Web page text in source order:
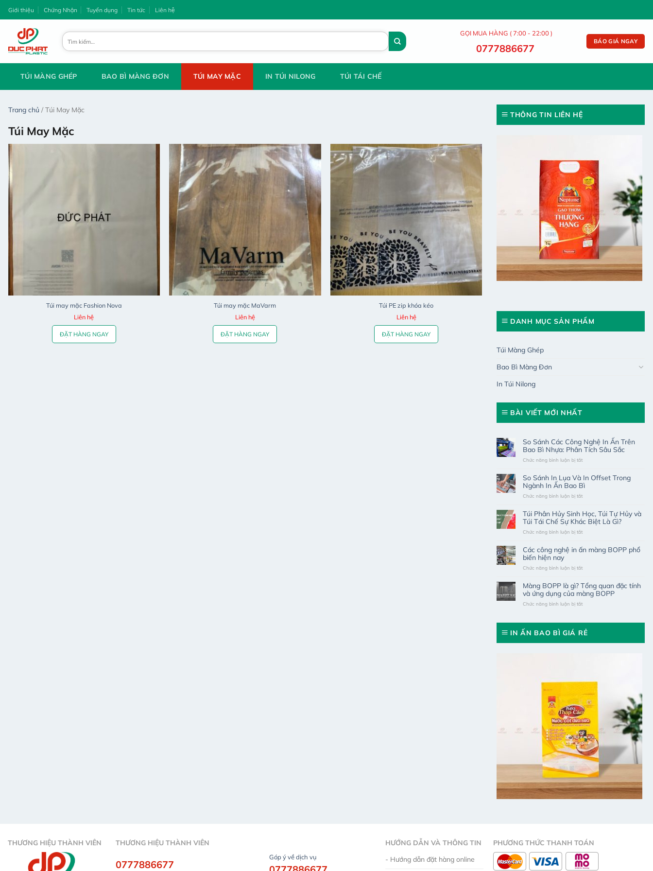
Giới thiệu Chứng Nhận Tuyển dụng Tin tức Liên hệ
Tìm
kiếm:
GỌI MUA HÀNG ( 7:00 - 22:00 )
0777886677
BÁO GIÁ NGAY
TÚI MÀNG GHÉP BAO BÌ MÀNG ĐƠN TÚI MAY MẶC IN TÚI NILONG TÚI TÁI CHẾ
Trang chủ / Túi May Mặc
Túi May Mặc
Túi may mặc Fashion Nova
Liên hệ
ĐẶT HÀNG NGAY
Túi may mặc MaVarm
Liên hệ
ĐẶT HÀNG NGAY
Túi PE zip khóa kéo
Liên hệ
ĐẶT HÀNG NGAY
THÔNG TIN LIÊN HỆ
DANH MỤC SẢN PHẨM
Túi Màng Ghép
Bao Bì Màng Đơn
In Túi Nilong
BÀI VIẾT MỚI NHẤT
So Sánh Các Công Nghệ In Ấn Trên
Bao Bì Nhựa: Phân Tích Sâu Sắc
Chức năng bình luận bị tắtở
Các
Công
Nghệ
Ấn
Trên
Bao
Bì
Phân
Tích
Sắc
So Sánh In Lụa Và In Offset Trong
Ngành In Ấn Bao Bì
Chức năng bình luận bị tắtở
In
Lụa
Và
Offset
Trong
In
Bao
Bì
Túi Phân Hủy Sinh Học, Túi Tự Hủy và
Túi Tái Chế Sự Khác Biệt Là Gì?
Chức năng bình luận bị tắtở
Phân
Hủy
Học,
Tự
Hủy
và
Túi
Khác
Các công nghệ in ấn màng BOPP phổ
biến hiện nay
Chức năng bình luận bị tắtở
công
nghệ
in
ấn
biến
Màng BOPP là gì? Tổng quan đặc tính
và ứng dụng của màng BOPP
Chức năng bình luận bị tắtở
gì?
dụng
BOPP
IN ẤN BAO BÌ GIÁ RẺ
THƯƠNG HIỆU THÀNH VIÊN THƯƠNG HIỆU THÀNH VIÊN
0777886677
Góp ý về dịch vụ
HƯỚNG DẪN VÀ THÔNG TIN
- Hướng dẫn đặt hàng online
PHƯƠNG THỨC THANH TOÁN